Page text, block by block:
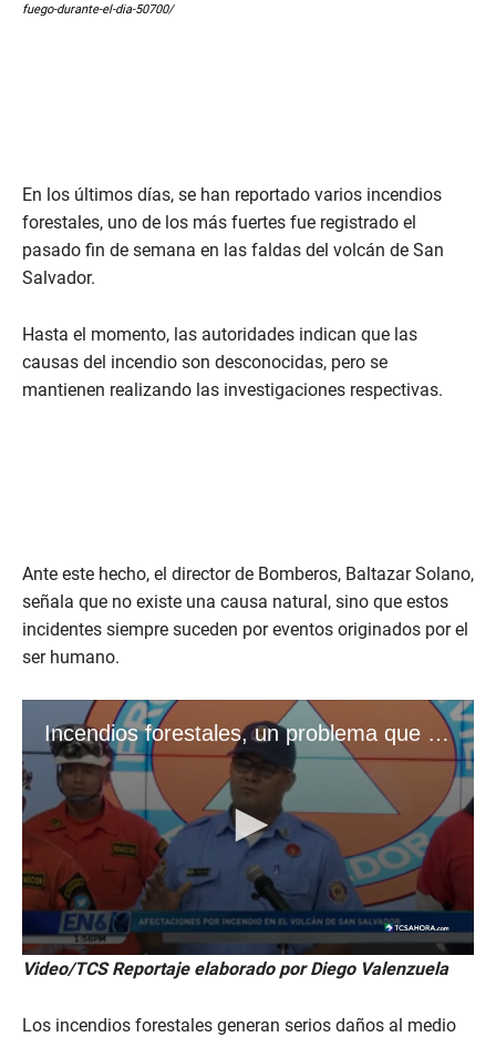
fuego-durante-el-dia-50700/
En los últimos días, se han reportado varios incendios
forestales, uno de los más fuertes fue registrado el
pasado fin de semana en las faldas del volcán de San
Salvador.
Hasta el momento, las autoridades indican que las
causas del incendio son desconocidas, pero se
mantienen realizando las investigaciones respectivas.
Ante este hecho, el director de Bomberos, Baltazar Solano,
señala que no existe una causa natural, sino que estos
incidentes siempre suceden por eventos originados por el
ser humano.
Video/TCS Reportaje elaborado por Diego Valenzuela
Los incendios forestales generan serios daños al medio